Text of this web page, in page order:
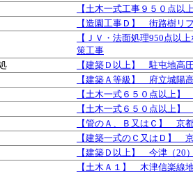
【土木一式工事９５０点
【造園工事Ｄ】 街路樹リ
【ＪＶ・法面処理950点以
策工事
【建築Ｄ以上】 駐屯地高
【建築Ａ等級】 府立城陽
【土木一式６５０点以上
【土木一式６５０点以上
【管のＡ、Ｂ又はＣ】 京
【建築一式のＣ又はＤ】
【建築Ｄ以上】 今津（20
【土木Ａ１】 木津信楽線